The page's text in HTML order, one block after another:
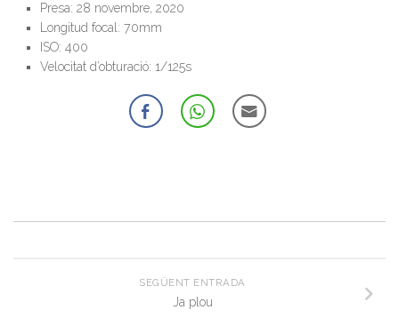
Presa: 28 novembre, 2020
Longitud focal: 70mm
ISO: 400
Velocitat d’obturació: 1/125s
SEGÜENT ENTRADA
Ja plou